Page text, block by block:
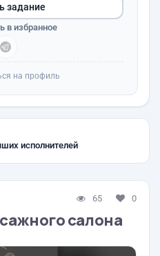
задание
в избранное
на профиль
исполнителей
65 0
салона